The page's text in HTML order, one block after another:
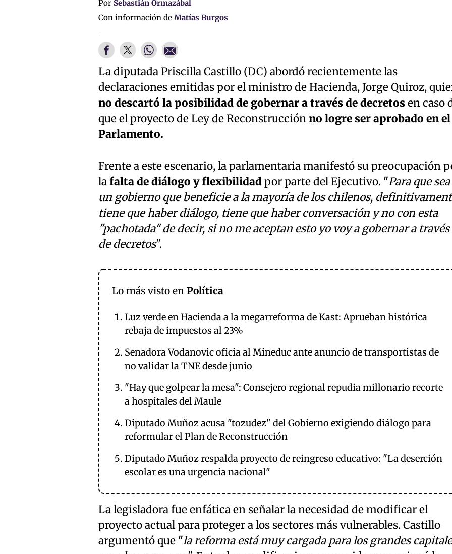
Por Sebastián Ormazábal
Con información de Matías Burgos
La diputada Priscilla Castillo (DC) abordó recientemente las
declaraciones emitidas por el ministro de Hacienda, Jorge Quiroz,
no descartó la posibilidad de gobernar a través de decretosen caso
que el proyecto de Ley de Reconstrucciónno logre ser aprobado en el
Parlamento.
Frente a este escenario, la parlamentaria manifestó su preocupación
lafalta de diálogo y flexibilidadpor parte del Ejecutivo. "Para que sea
un gobierno que beneficie a la mayoría de los chilenos,
tiene que haber diálogo, tiene que haber conversación y no con esta
"pachotada" de decir, si no me aceptan esto yo voy a gobernar a través
de decretos".
Lo más visto en Política
Luz verde en Hacienda a la megarreforma de Kast: Aprueban histórica
rebaja de impuestos al 23%
Senadora Vodanovic oficia al Mineduc ante anuncio de transportistas de
no validar la TNE desde junio
"Hay que golpear la mesa": Consejero regional repudia millonario recorte
a hospitales del Maule
Diputado Muñoz acusa "tozudez" del Gobierno exigiendo diálogo para
reformular el Plan de Reconstrucción
Diputado Muñoz respalda proyecto de reingreso educativo: "La deserción
escolar es una urgencia nacional"
La legisladora fue enfática en señalar la necesidad de modificar el
proyecto actual para proteger a los sectores más vulnerables. Castillo
argumentó que "la reforma está muy cargada para los grandes